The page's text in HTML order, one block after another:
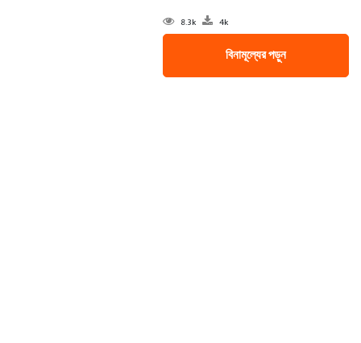
8.3k 4k
বিনামূল্যের পড়ুন